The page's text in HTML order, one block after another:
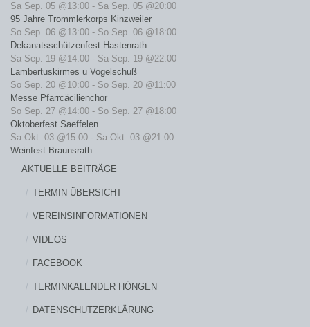
Sa Sep. 05 @13:00 - Sa Sep. 05 @20:00
95 Jahre Trommlerkorps Kinzweiler
So Sep. 06 @13:00 - So Sep. 06 @18:00
Dekanatsschützenfest Hastenrath
Sa Sep. 19 @14:00 - Sa Sep. 19 @22:00
Lambertuskirmes u Vogelschuß
So Sep. 20 @10:00 - So Sep. 20 @11:00
Messe Pfarrcäcilienchor
So Sep. 27 @14:00 - So Sep. 27 @18:00
Oktoberfest Saeffelen
Sa Okt. 03 @15:00 - Sa Okt. 03 @21:00
Weinfest Braunsrath
AKTUELLE BEITRÄGE
TERMIN ÜBERSICHT
VEREINSINFORMATIONEN
VIDEOS
FACEBOOK
TERMINKALENDER HÖNGEN
DATENSCHUTZERKLÄRUNG